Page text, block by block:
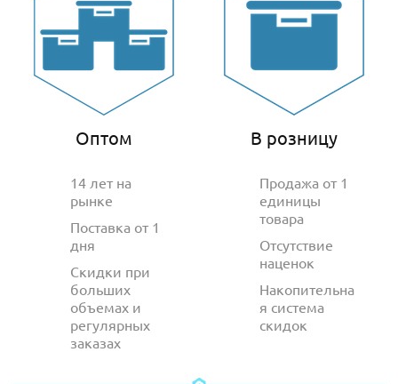
Оптом
14 лет на
рынке
Поставка от 1
дня
Скидки при
больших
объемах и
регулярных
заказах
В розницу
Продажа от 1
единицы
товара
Отсутствие
наценок
Накопительна
я система
скидок